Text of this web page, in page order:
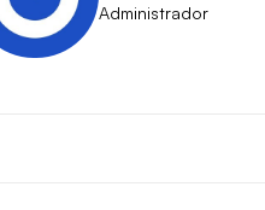
Administrador